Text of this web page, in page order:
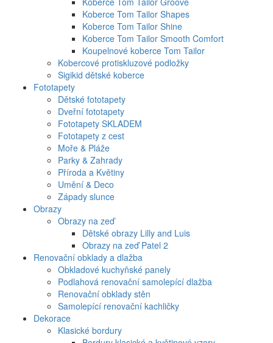
Koberce Tom Tailor Shapes
Koberce Tom Tailor Shine
Koberce Tom Tailor Smooth Comfort
Koupelnové koberce Tom Tailor
Kobercové protiskluzové podložky
Sigikid dětské koberce
Fototapety
Dětské fototapety
Dveřní fototapety
Fototapety SKLADEM
Fototapety z cest
Moře & Pláže
Parky & Zahrady
Příroda a Květiny
Umění & Deco
Západy slunce
Obrazy
Obrazy na zeď
Dětské obrazy Lilly and Luis
Obrazy na zeď Patel 2
Renovační obklady a dlažba
Obkladové kuchyňské panely
Podlahová renovační samolepící dlažba
Renovační obklady stěn
Samolepící renovační kachličky
Dekorace
Klasické bordury